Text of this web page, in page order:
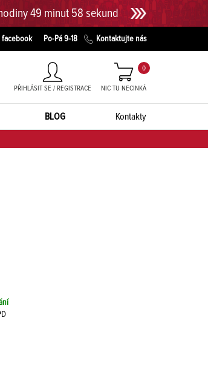
49 minut 57 sekund
facebook Po-Pá 9-18 Kontaktujte nás
PŘIHLÁSIT SE / REGISTRACE NIC TU NECINKÁ
0
BLOG Kontakty